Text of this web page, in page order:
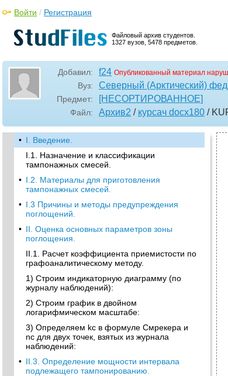
Файловый архив студентов.
1327 вузов, 5478 предметов.
Войти / Регистрация
Добавил: f24 Опубликованный материал
Вуз: Северный (Арктический)
Предмет: [НЕСОРТИРОВАННОЕ]
Файл: Архив2 / курсач docx180 /
• I. Введение.
I.1. Назначение и классификации
тампонажных смесей.
• I.2. Материалы для приготовления
тампонажных смесей.
• I.3 Причины и методы предупреждения
поглощений.
• II. Оценка основных параметров зоны
поглощения.
II.1. Расчет коэффициента приемистости по
графоаналитическому методу.
1) Строим индикаторную диаграмму (по
журналу наблюдений):
2) Строим график в двойном
логарифмическом масштабе:
3) Определяем kс в формуле Смрекера и
nс для двух точек, взятых из журнала
наблюдений:
• II.3. Определение мощности интервала
подлежащего тампонированию.